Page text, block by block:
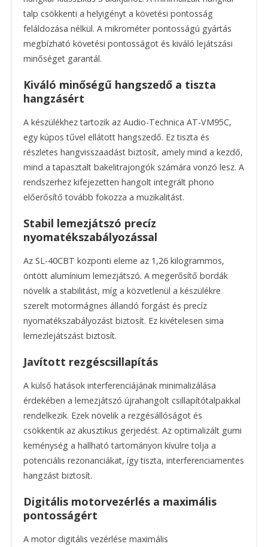
talp csökkenti a helyigényt a követési pontosság
feláldozása nélkül. A mikrométer pontosságú gyártás
megbízható követési pontosságot és kiváló lejátszási
minőséget garantál.
Kiváló minőségű hangszedő a tiszta
hangzásért
A készülékhez tartozik az Audio-Technica AT-VM95C,
egy kúpos tűvel ellátott hangszedő. Ez tiszta és
részletes hangvisszaadást biztosít, amely mind a kezdő,
mind a tapasztalt bakelitrajongók számára vonzó lesz. A
rendszerhez kifejezetten hangolt integrált phono
előerősítő tovább fokozza a muzikalitást.
Stabil lemezjátszó precíz
nyomatékszabályozással
Az SL-40CBT központi eleme az 1,26 kilogrammos,
öntött alumínium lemezjátszó. A megerősítő bordák
növelik a stabilitást, míg a közvetlenül a készülékre
szerelt motormágnes állandó forgást és precíz
nyomatékszabályozást biztosít. Ez kivételesen sima
lemezlejátszást biztosít.
Javított rezgéscsillapítás
A külső hatások interferenciájának minimalizálása
érdekében a lemezjátszó újrahangolt csillapítótalpakkal
rendelkezik. Ezek növelik a rezgésállóságot és
csökkentik az akusztikus gerjedést. Az optimalizált gumi
keménység a hallható tartományon kívülre tolja a
potenciális rezonanciákat, így tiszta, interferenciamentes
hangzást biztosít.
Digitális motorvezérlés a maximális
pontosságért
A motor digitális vezérlése maximális